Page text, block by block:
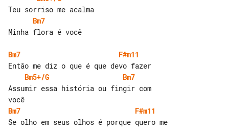
Bm7
Minha flora é você
Bm7
F#m11
Bm5+/G
Bm7
Assumir essa história ou fingir com
Bm7
F#m11
Se olho em seus olhos é porque quero me